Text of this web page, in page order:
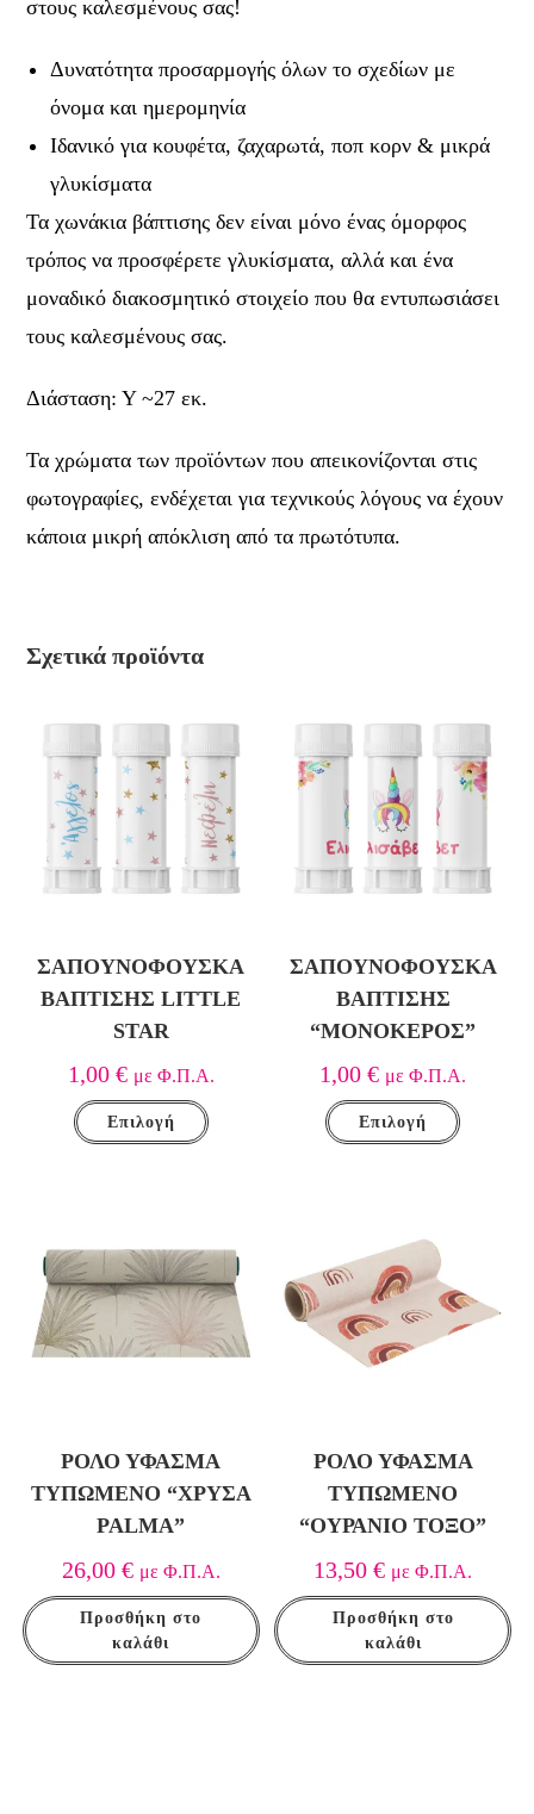
στους καλεσμένους σας!
Δυνατότητα προσαρμογής όλων το σχεδίων με
όνομα και ημερομηνία
Ιδανικό για κουφέτα, ζαχαρωτά, ποπ κορν & μικρά
γλυκίσματα
Τα χωνάκια βάπτισης δεν είναι μόνο ένας όμορφος
τρόπος να προσφέρετε γλυκίσματα, αλλά και ένα
μοναδικό διακοσμητικό στοιχείο που θα εντυπωσιάσει
τους καλεσμένους σας.
Διάσταση: Υ ~27 εκ.
Τα χρώματα των προϊόντων που απεικονίζονται στις
φωτογραφίες, ενδέχεται για τεχνικούς λόγους να έχουν
κάποια μικρή απόκλιση από τα πρωτότυπα.
Σχετικά προϊόντα
ΣΑΠΟΥΝΌΦΟΥΣΚΑ
ΒΆΠΤΙΣΗΣ LITTLE
STAR
1,00 € με Φ.Π.Α.
Επιλογή
ΣΑΠΟΥΝΌΦΟΥΣΚΑ
ΒΆΠΤΙΣΗΣ
“ΜΟΝΌΚΕΡΟΣ”
1,00€ με Φ.Π.Α.
Επιλογή
ΡΟΛΌ ΎΦΑΣΜΑ
ΤΥΠΩΜΈΝΟ “ΧΡΥΣΆ
PALMA”
26,00 € με Φ.Π.Α.
Προσθήκη στο
καλάθι
ΡΟΛΌ ΎΦΑΣΜΑ
ΤΥΠΩΜΈΝΟ
“ΟΥΡΆΝΙΟ ΤΌΞΟ”
13,50€ με Φ.Π.Α.
Προσθήκη στο
καλάθι